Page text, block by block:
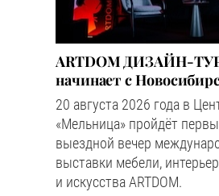
ARTDOM ДИЗАЙН-
начинает с
20 августа 2026 года в
«Мельница» пройдёт
выездной вечер
выставки мебели,
и искусства ARTDOM.